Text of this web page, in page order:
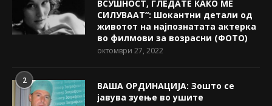
ВСУШНОСТ, ГЛЕДАТЕ КАКО МЕ
СИЛУВААТ“: Шокантни детали од
животот на најпознатата актерка
во филмови за возрасни (ФОТО)
октомври 27, 2022
2
ВАША ОРДИНАЦИЈА: Зошто се
јавува зуење во ушите